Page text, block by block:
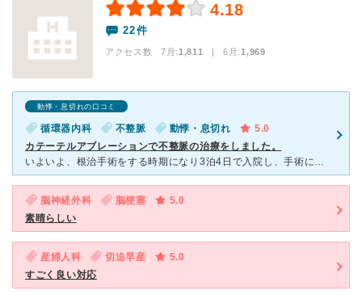
4.18
22件
アクセス数 7月:1,811 | 6月:1,969
動悸・息切れの口コミ
循環器内科 不整脈 動悸・息切れ
5.0
カテーテルアブレーションで不整脈の治療をしました。
いよいよ、根治手術をする時期になり3泊4日で入院し、手術に関することだけ済生会でお世話になりました。 混んでいて、なかなか面接にならなかったのですが、色々な準備と選択期間と考えると急がないのも悪
脳神経外科 脳梗塞
5.0
素晴らしい
産婦人科 切迫早産
5.0
すごく良い対応